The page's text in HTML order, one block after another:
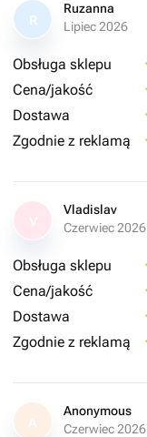
R
Ruzanna
Lipiec 2026
Obsługa sklepu
Cena/jakość
Dostawa
Zgodnie z reklamą
Vladislav
Czerwiec 2026
Obsługa sklepu
Cena/jakość
Dostawa
Zgodnie z reklamą
A
Anonymous
Czerwiec 2026